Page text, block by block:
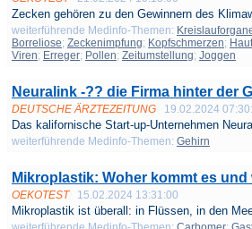
Zecken gehören zu den Gewinnern des
weiterführende Medinfo-Themen:
Borreliose; Zeckenimpfung; Kopfschmerzen;
Viren; Erreger; Pollen; Zeitumstellung; Joggen
Neuralink -?? die Firma hinter der
DEUTSCHE ÄRZTEZEITUNG 19.02.2024
Das kalifornische Start-up-Unternehmen
weiterführende Medinfo-Themen: Gehirn
Mikroplastik: Woher kommt es
OEKOTEST 15.02.2024 13:31:00
Mikroplastik ist überall: in Flüssen, in den